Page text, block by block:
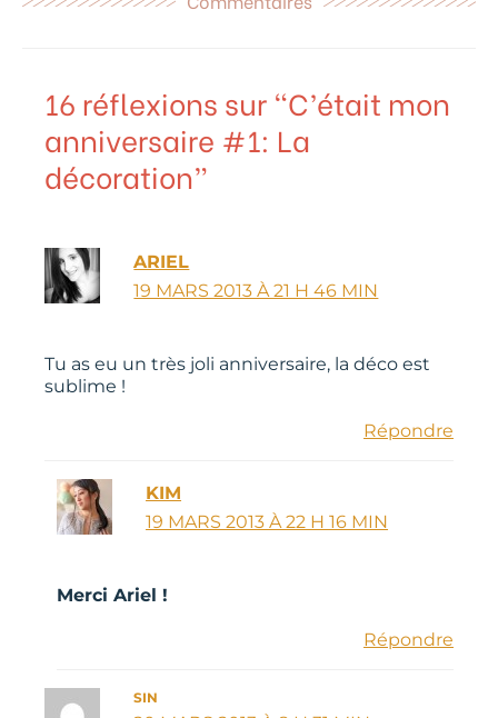
16 réflexions sur “C’était mon
anniversaire #1: La
décoration”
ARIEL
19 MARS 2013 À 21 H 46 MIN
Tu as eu un très joli anniversaire, la déco est
sublime !
Répondre
KIM
19 MARS 2013 À 22 H 16 MIN
Merci Ariel !
Répondre
SIN